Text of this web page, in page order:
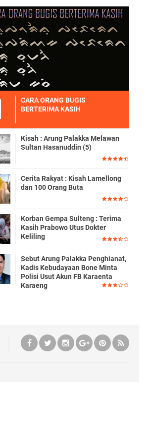
CARA ORANG BUGIS
BERTERIMA KASIH
Kisah : Arung Palakka Melawan
Sultan Hasanuddin (5)
Cerita Rakyat : Kisah Lamellong
dan 100 Orang Buta
Korban Gempa Sulteng : Terima
Kasih Prabowo Utus Dokter
Keliling
Sebut Arung Palakka Penghianat,
Kadis Kebudayaan Bone Minta
Polisi Usut Akun FB Karaenta
Karaeng